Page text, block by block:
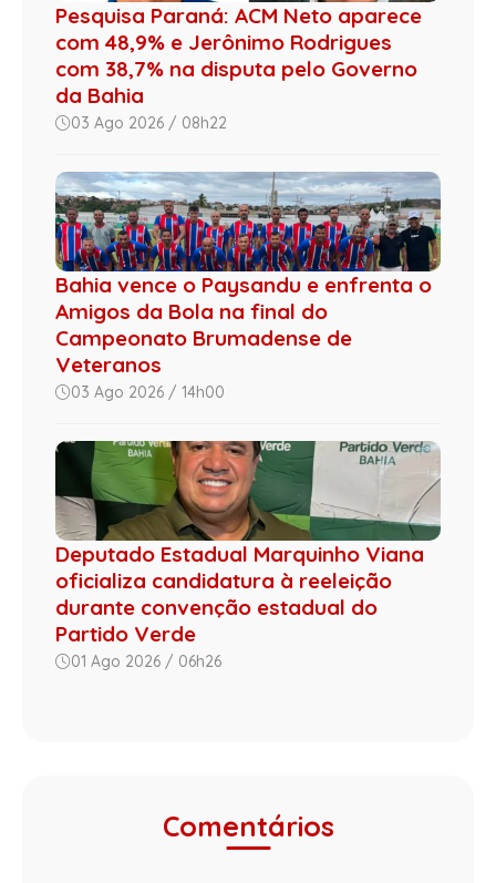
Pesquisa Paraná: ACM Neto aparece
com 48,9% e Jerônimo Rodrigues
com 38,7% na disputa pelo Governo
da Bahia
03 Ago 2026 / 08h22
Bahia vence o Paysandu e enfrenta o
Amigos da Bola na final do
Campeonato Brumadense de
Veteranos
03 Ago 2026 / 14h00
Deputado Estadual Marquinho Viana
oficializa candidatura à reeleição
durante convenção estadual do
Partido Verde
01 Ago 2026 / 06h26
Comentários